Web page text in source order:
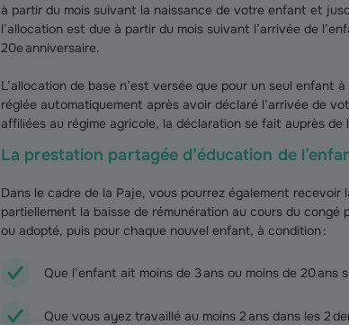
à partir du mois suivant la naissance de votre enfant et
l’allocation est due à partir du mois suivant l’arrivée de
20e anniversaire.
L’allocation de base n’est versée que pour un seul enfant
réglée automatiquement après avoir déclaré l’arrivée de
affiliées au régime agricole, la déclaration se fait auprès
La prestation partagée d’éducation de
Dans le cadre de la Paje, vous pourrez également
partiellement la baisse de rémunération au cours du
ou adopté, puis pour chaque nouvel enfant, à condition :
Que l’enfant ait moins de 3 ans ou moins de 20 ans
Que vous ayez travaillé au moins 2 ans dans les 2